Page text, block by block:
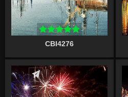
CBI4276
Écrire un commentaire